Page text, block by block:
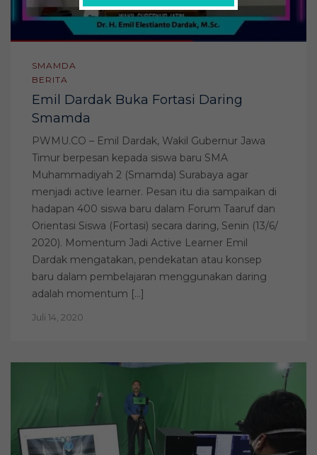
SMAMDA
BERITA
Emil Dardak Buka Fortasi Daring
Smamda
PWMU.CO – Emil Dardak, Wakil Gubernur Jawa
Timur berpesan kepada siswa baru SMA
Muhammadiyah 2 (Smamda) Surabaya agar
menjadi active learner. Pesan itu dia sampaikan di
hadapan 400 siswa baru dalam Forum Taaruf dan
Orientasi Siswa (Fortasi) secara daring, Senin (13/6/
2020). Momentum Jadi Active Learner Emil
Dardak mengatakan, pendekatan atau konsep
baru dalam pembelajaran menggunakan daring
adalah momentum […]
Juli 14, 2020